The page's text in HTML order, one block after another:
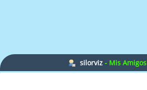
silorviz- Mis Amigos